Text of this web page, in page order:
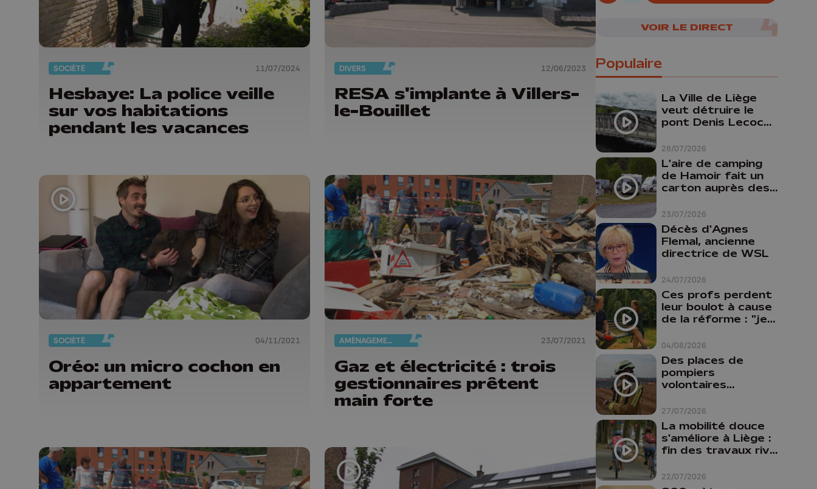
SOCIÉTÉ 11/07/2024
Hesbaye: La police veille
sur vos habitations
pendant les vacances
DIVERS 12/06/2023
RESA s'implante à Villers-
le-Bouillet
SOCIÉTÉ 04/11/2021
Oréo: un micro cochon en
appartement
AMÉNAGEMENT DU TERRITOIRE 23/07/2021
Gaz et électricité : trois
gestionnaires prêtent
main forte
VOIR LE DIRECT
Populaire
28/07/2026
La Ville de Liège
veut détruire le
pont Denis Lecocq
budget pour le
faire
23/07/2026
L'aire de camping
de Hamoir fait un
carton auprès des
24/07/2026
Décès d'Agnes
Flemal, ancienne
directrice de WSL
04/08/2026
Ces profs perdent
leur boulot à cause
de la réforme : "je
comme prof que
comme
pharmacienne"
27/07/2026
Des places de
pompiers
volontaires
province de Liège :
"Un citoyen qui
n'est formé ne
peut pas nous
aider"
22/07/2026
La mobilité douce
s'améliore à Liège :
fin des travaux rive
cyclo-piétonnes